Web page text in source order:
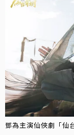
鄧為主演仙俠劇「仙